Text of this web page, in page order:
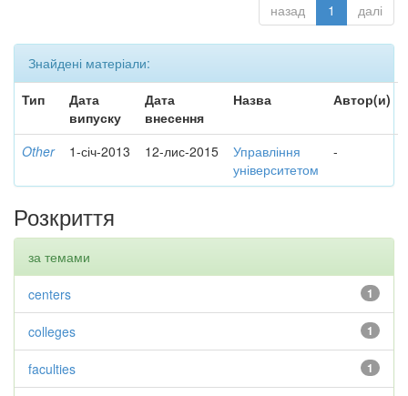
назад 1 далі
Знайдені матеріали:
Тип
Дата
випуску
Дата
внесення
Назва Автор(и)
Other 1-січ-2013 12-лис-2015
Управління
університетом
-
Розкриття
за темами
1
centers
1
colleges
1
faculties